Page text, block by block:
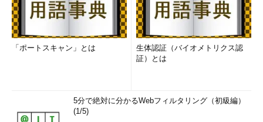
「ポートスキャン」とは
生体認証（バイオメトリクス認
証）とは
5分で絶対に分かるWebフィルタリング（初級編）
(1/5)